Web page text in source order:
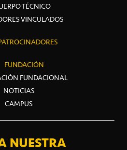
TÉCNICO
VINCULADOS
FUNDACIÓN
FUNDACIONAL
NOTICIAS
CAMPUS
NUESTRA